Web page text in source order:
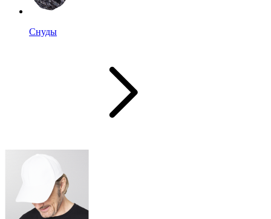
Снуды